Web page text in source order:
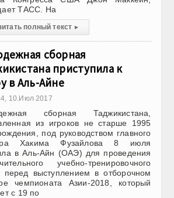
ТАСС. На
полный текст ▸
сборная
приступила к
в Аль-Айне
10.Июл 2017
сборная Таджикистана,
из игроков не старше 1995
под руководством главного
Хакима Фузайлова 8 июля
в Аль-Айн (ОАЭ) для проведения
учебно-тренировочного
перед выступлением в отборочном
чемпионата Азии-2018, который
с 19 по